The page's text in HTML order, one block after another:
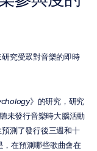
究受眾對音樂的即時
》的研究，研究
未發行音樂時大腦活動
測了發行後三週和十
，在預測哪些歌曲會在